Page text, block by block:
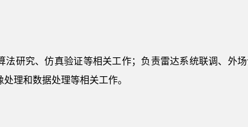
法研究、仿真验证等相关工作；负责雷达系统联调、外
理和数据处理等相关工作。